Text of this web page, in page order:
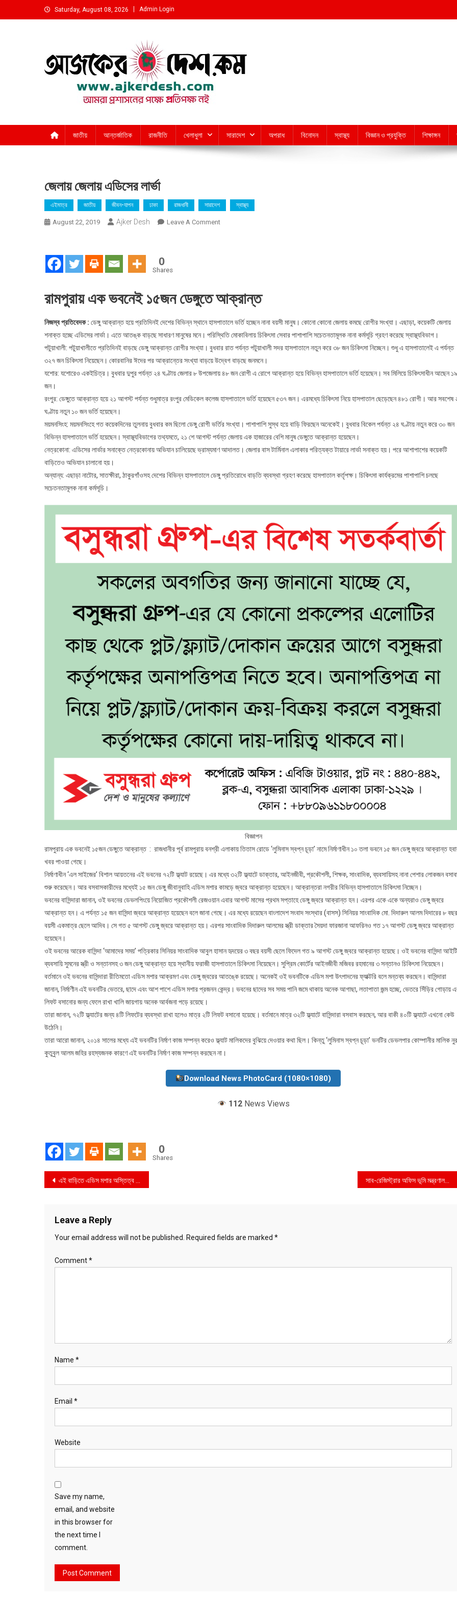
to
Saturday, August 08, 2026 Admin Login
জাতীয় আন্তর্জাতিক রাজনীতি খেলাধুলা সারাদেশ অপরাধ বিনোদন স্বাস্থ্য বিজ্ঞান ও প্রযুক্তি শিক্ষাঙ্গন
জেলায় জেলায় এডিসের লার্ভা
এইমাত্র জাতীয় জীবন-যাপন ঢাকা রাজধানী সারাদেশ স্বাস্থ্য
August 22, 2019 Ajker Desh Leave A CommentOn
0
Shares
রামপুরায় এক ভবনেই ১৫জন ডেঙ্গুতে আক্রান্ত
নিজস্ব প্রতিবেদক : ডেঙ্গু আক্রান্ত হয়ে প্রতিদিনই দেশের বিভিন্ন স্থানে হাসপাতালে ভর্তি হচ্ছেন নানা বয়সী মানুষ। কোনো কোনো জেলায় কমছে রোগীর সংখ্যা। এছাড়া, কয়েকটি জেলায়
শনাক্ত হচ্ছে এডিসের লার্ভা। এতে আতঙ্ক বাড়ছে সাধারণ মানুষের মনে। পরিস্থিতি মোকাবিলায় চিকিৎসা সেবার পাশাপাশি সচেতনতামূলক নানা কর্মসূচি গ্রহণ করেছে স্বাস্থ্যবিভাগ।
পটুয়াখালী: পটুয়াখালীতে প্রতিদিনই বাড়ছে ডেঙ্গু আক্রান্ত রোগীর সংখ্যা। বুধবার রাত পর্যন্ত পটুয়াখালী সদর হাসপাতালে নতুন করে ৩৮ জন চিকিৎসা নিচ্ছেন। শুধু এ হাসপাতালেই এ পর্যন্ত
৩২৭ জন চিকিৎসা নিয়েছেন। কোরবানির ঈদের পর আক্রান্তের সংখ্যা বাড়য়ে উদ্বেগ বাড়ছে জনমনে।
যশোর: যশোরেও একইচিত্র। বুধবার দুপুর পর্যন্ত ২৪ ঘণ্টায় জেলার ৮ উপজেলায় ৪৮ জন রোগী এ রোগে আক্রান্ত হয়ে বিভিন্ন হাসপাতালে ভর্তি হয়েছেন। সব মিলিয়ে চিকিৎসাধীন আছেন
জন।
রংপুর: ডেঙ্গুতে আক্রান্ত হয়ে ২১ আগস্ট পর্যন্ত শুধুমাত্র রংপুর মেডিকেল কলেজ হাসপাতালে ভর্তি হয়েছেন ৫৩৭ জন। এরমধ্যে চিকিৎসা নিয়ে হাসপাতাল ছেড়েছেন ৪৮১ রোগী। আর সবশেষ
ঘণ্টায় নতুন ১০ জন ভর্তি হয়েছেন।
ময়মনসিংহ: ময়মনসিংহে গত কয়েকদিনের তুলনায় বুধবার কম ছিলো ডেঙ্গু রোগী ভর্তির সংখ্যা। পাশাপাশি সুস্থ হয়ে বাড়ি ফিরছেন অনেকেই। বুধবার বিকেল পর্যন্ত ২৪ ঘণ্টায় নতুন করে ৩০ জন
বিভিন্ন হাসপাতালে ভর্তি হয়েছেন। স্বাস্থ্যবিভাগের তথ্যমতে, ২১ শে আগস্ট পর্যন্ত জেলায় এক হাজারের বেশি মানুষ ডেঙ্গুতে আক্রান্ত হয়েছেন।
নেত্রকোনা: এডিসের লার্ভার সনাক্তে নেত্রকোনায় অভিযান চালিয়েছে ভ্রাম্যমাণ আদালত। জেলার বাস টার্মিনাল এলাকার পরিত্যক্ত টায়ারে লার্ভা সনাক্ত হয়। পরে আশাপাশের কয়েকটি
বাড়িতেও অভিযান চালানো হয়।
অন্যান্য: এছাড়া নাটোর, সাতক্ষীরা, ঠাকুরগাঁওসহ দেশের বিভিন্ন হাসপাতালে ডেঙ্গু প্রতিরোধে বাড়তি ব্যবস্থা গ্রহণ করেছে হাসপাতাল কর্তৃপক্ষ। চিকিৎসা কার্যক্রমের পাশাপাশি চলছে
সচেতনতামূলক নানা কর্মসূচি।
বিজ্ঞাপন
রামপুরায় এক ভবনেই ১৫জন ডেঙ্গুতে আক্রান্ত : রাজধানীর পূর্ব রামপুরায় বনশ্রী এলাকায় তিতাস রোডে ‘লুমিনাস স্বপ্ন চূড়া’ নামে নির্মাণাধীন ১০ তলা ভবনে ১৫ জন ডেঙ্গু জ্বরে আক্রান্ত
খবর পাওয়া গেছে।
নির্মাণাধীন ‘এল সাইজের’ বিশাল আয়তনের এই ভবনের ৭২টি ফ্ল্যাট রয়েছে। এর মধ্যে ৩২টি ফ্ল্যাটে ডাক্তার, আইনজীবী, প্রকৌশলী, শিক্ষক, সাংবাদিক, ব্যবসায়িসহ নানা পেশার লোকজন
শুরু করেছেন। আর বসবাসকারীদের মধ্যেই ১৫ জন ডেঙ্গু জীবানুবাহি এডিস মশার কামড়ে জ্বরে আক্রান্ত হয়েছেন। আক্রান্তরা নগরীর বিভিন্ন হাসপাতালে চিকিৎসা নিচ্ছেন।
ভবনের বাসিন্দারা জানান, ওই ভবনের ডেভলপিংয়ে নিয়োজিত প্রকৌশলী রেজওয়ান এবার আগস্ট মাসের প্রথম সপ্তাহে ডেঙ্গু জ্বরে আক্রান্ত হন। এরপর একে একে অন্যরাও ডেঙ্গু জ্বরে
আক্রান্ত হন। এ পর্যন্ত ১৫ জন বাসিন্দা জ্বরে আক্রান্ত হয়েছেন বলে জানা গেছে। এর মধ্যে রয়েছেন বাংলাদেশ সংবাদ সংস্থার (বাসস) সিনিয়র সাংবাদিক মো. দিদারুল আলম দিদারের ৮ বছর
বয়সী একমাত্র ছেলে আদিব। সে গত ৫ আগস্ট ডেঙ্গু জ্বরে আক্রান্ত হয়। এরপর সাংবাদিক দিদারুল আলমের স্ত্রী ডাক্তার সৈয়দা ফারজানা আফরিনও গত ১৭ আগস্ট ডেঙ্গু জ্বরে আক্রান্ত
হয়েছেন।
ওই ভবনের আরেক বাসিন্দা ‘আমাদের সময়’ পত্রিকার সিনিয়র সাংবাদিক আবুল হাসান হৃদয়ের ৩ বছর বয়সী ছেলে ফিদেল গত ৯ আগস্ট ডেঙ্গু জ্বরে আক্রান্ত হয়েছে। ওই ভবনের বাসিন্দা আইটি
ব্যবসায়ি সুমনের স্ত্রী ও সন্তানসহ ৩ জন ডেঙ্গু আক্রান্ত হয়ে স্থানীয় ফরাজী হাসপাতালে চিকিৎসা নিয়েছেন। সুপ্রিম কোর্টের আইনজীবী মজিবর রহমানের ৩ সন্তানও চিকিৎসা নিয়েছেন।
বর্তমানে ওই ভবনের বাসিন্দারা রীতিমতো এডিস মশার আক্রমণ এবং ডেঙ্গু জ্বরের আতঙ্কে রয়েছে। অনেকই ওই ভবনটিকে এডিস মশা উৎপাদনের ফ্যাক্টরি বলে মন্তব্য করছেন। বাসিন্দারা
জানান, নির্মাণীন এই ভবনটির ভেতরে, ছাদে এবং আশ পাশে এডিস মশার প্রজনন কেন্দ্র। ভবনের ছাদের সব সময় পানি জমে থাকায় অনেক আগাছা, লতাপাতা জন্ম হচ্ছে, ভেতরে সিঁড়ির গোড়ায়
লিফট বসানোর জন্য ফেলে রাখা খালি জায়গায় অনেক আর্বজনা পড়ে রয়েছে।
তারা জানান, ৭২টি ফ্ল্যাটের জন্য ৪টি লিফটের ব্যবস্থা রাখা হলেও মাত্র ২টি লিফট বসানো হয়েছে। বর্তমানে মাত্র ৩২টি ফ্ল্যাটে বাসিন্দারা বসবাস করছেন, আর বাকী ৪০টি ফ্ল্যাটে এখনো কেউ
উঠেনি।
তারা আরো জানান, ২০১৪ সালের মধ্যে এই ভবনটির নির্মাণ কাজ সম্পন্ন করেও ফ্ল্যাট মালিকদের বুঝিয়ে দেওয়ার কথা ছিল। কিন্তু ‘লুমিনাস স্বপ্ন চূড়া’ ভনটির ডেভলপার কোম্পানীর মালিক নুর
কুতুবুল আলম জহির রহস্যজনক কারণে এই ভবনটির নির্মাণ কাজ সম্পন্ন করছেন না।
Download News PhotoCard (1080×1080)
112News Views
0
Shares
Post
এই বাড়িতে এডিস মশার অস্তিত্ব পাওয়া গেছে সাব-রেজিস্ট্রার অফিস ভূমি মন্ত্রণালয়ে আনার সুপারিশ
Leave a Reply
Your email address will not be published. Required fields are marked *
Comment*
Name *
Email *
Website
Save my name,
email, and website
in this browser for
the next time I
comment.